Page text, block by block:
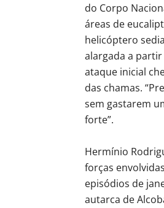
do Corpo
áreas de
helicóptero
alargada a partir
ataque inicial
das chamas.
sem gastarem
forte”.
Hermínio
forças
episódios de
autarca de